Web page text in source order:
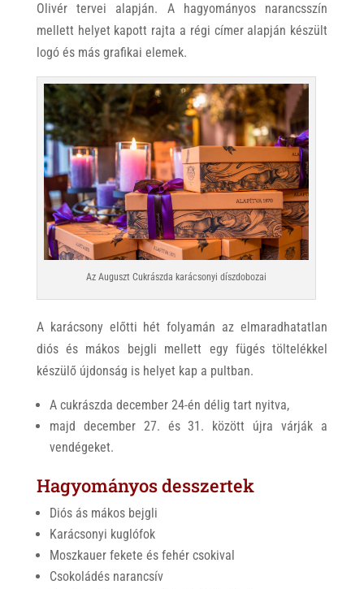
Olivér tervei alapján. A hagyományos narancsszín
mellett helyet kapott rajta a régi címer alapján készült
logó és más grafikai elemek.
Az Auguszt Cukrászda karácsonyi díszdobozai
A karácsony előtti hét folyamán az elmaradhatatlan
diós és mákos bejgli mellett egy fügés töltelékkel
készülő újdonság is helyet kap a pultban.
A cukrászda december 24-én délig tart nyitva,
majd december 27. és 31. között újra várják a
vendégeket.
Hagyományos desszertek
Diós ás mákos bejgli
Karácsonyi kuglófok
Moszkauer fekete és fehér csokival
Csokoládés narancsív